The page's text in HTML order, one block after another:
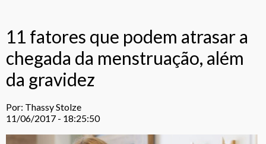
11 fatores que podem atrasar a
chegada da menstruação, além
da gravidez
Por: Thassy Stolze
11/06/2017 - 18:25:50